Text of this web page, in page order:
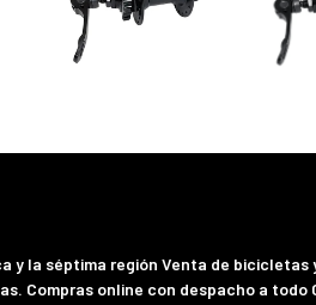
y la séptima región Venta de bicicletas
Compras online con despacho a todo